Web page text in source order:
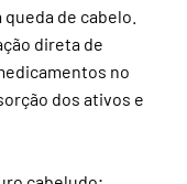
de cabelo.
direta de
no
dos ativos e